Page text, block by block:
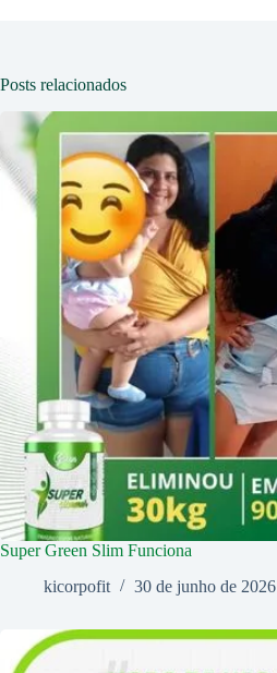
Posts relacionados
Super Green Slim Funciona
kicorpofit
30 de junho de 2026